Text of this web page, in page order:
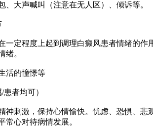
大声喊叫（注意在无人区）、倾诉等。
定程度上起到调理白癜风患者情绪的作
绪。
的憧憬等
者均可）
刺激，保持心情愉快。忧虑、恐惧、悲
常心对待病情发展。